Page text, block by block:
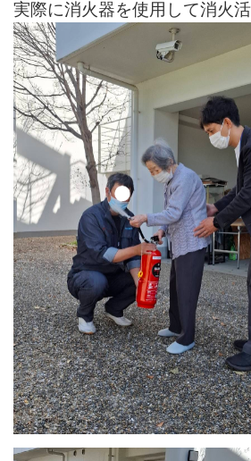
実際に消火器を使用して消火